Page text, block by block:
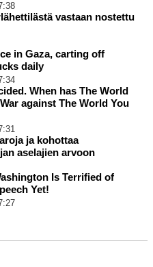
vastaan nostettu
in Gaza, carting off
daily
When has The World
against The World You
ja kohottaa
aselajien arvoon
Is Terrified of
Yet!